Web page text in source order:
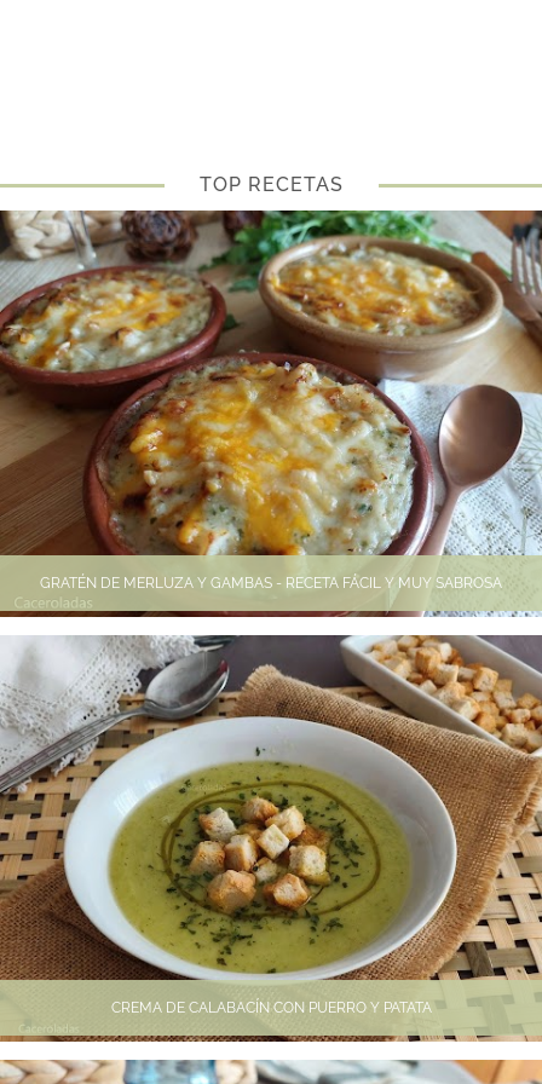
TOP RECETAS
GRATÉN DE MERLUZA Y GAMBAS - RECETA FÁCIL Y MUY SABROSA
CREMA DE CALABACÍN CON PUERRO Y PATATA